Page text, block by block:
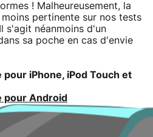
! Malheureusement, la
pertinente sur nos tests
s'agit néanmoins d'un
sa poche en cas d'envie
iPhone, iPod Touch et
pour Android